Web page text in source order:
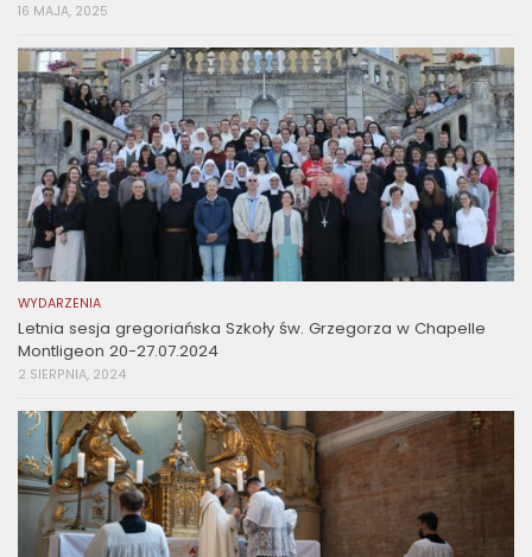
16 MAJA, 2025
WYDARZENIA
Letnia sesja gregoriańska Szkoły św. Grzegorza w Chapelle
Montligeon 20-27.07.2024
2 SIERPNIA, 2024